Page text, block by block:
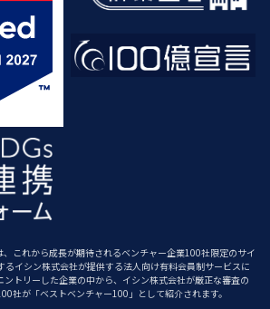
これから成長が期待されるベンチャー企業100社限定のサイ
るイシン株式会社が提供する法人向け有料会員制サービスに
ントリーした企業の中から、イシン株式会社が厳正な審査の
社が「ベストベンチャー100」として紹介されます。